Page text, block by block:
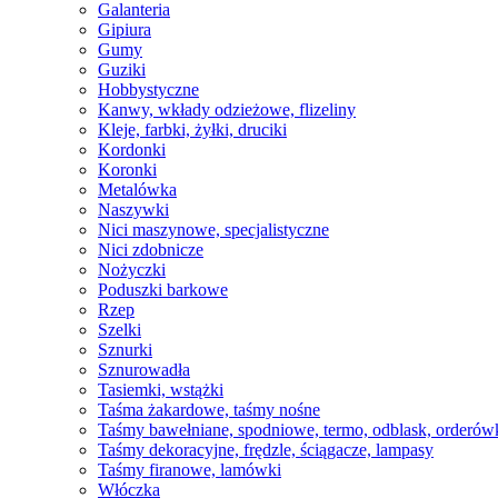
Galanteria
Gipiura
Gumy
Guziki
Hobbystyczne
Kanwy, wkłady odzieżowe, flizeliny
Kleje, farbki, żyłki, druciki
Kordonki
Koronki
Metalówka
Naszywki
Nici maszynowe, specjalistyczne
Nici zdobnicze
Nożyczki
Poduszki barkowe
Rzep
Szelki
Sznurki
Sznurowadła
Tasiemki, wstążki
Taśma żakardowe, taśmy nośne
Taśmy bawełniane, spodniowe, termo, odblask,
Taśmy dekoracyjne, frędzle, ściągacze, lampasy
Taśmy firanowe, lamówki
Włóczka